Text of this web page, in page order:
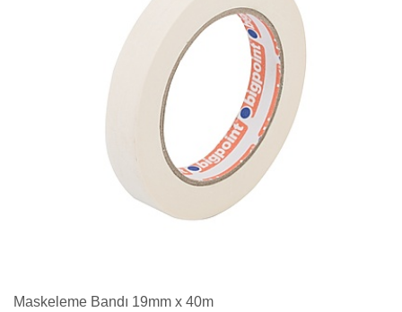
Maskeleme Bandı 19mm x 40m